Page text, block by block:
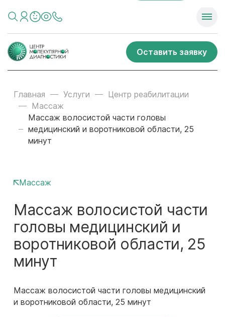
Оставить заявку
Главная Услуги
Центр реабилитации
Массаж
Массаж волосистой части головы
медицинский и воротниковой области, 25
минут
Массаж
Массаж волосистой части
головы медицинский и
воротниковой области, 25
минут
Массаж волосистой части головы медицинский
и воротниковой области, 25 минут